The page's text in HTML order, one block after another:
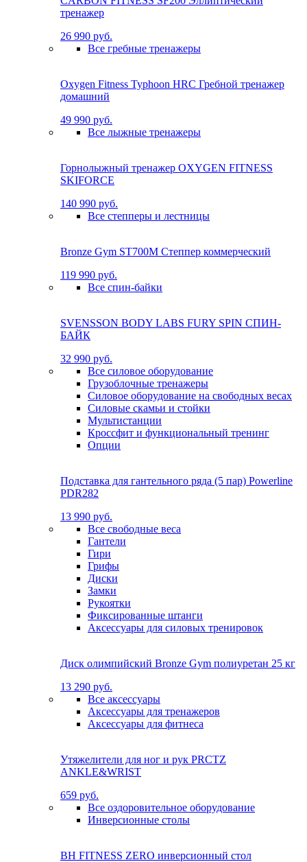
тренажер
26 990 руб.
Все гребные тренажеры
Oxygen Fitness Typhoon HRC Гребной тренажер
домашний
49 990 руб.
Все лыжные тренажеры
Горнолыжный тренажер OXYGEN FITNESS
SKIFORCE
140 990 руб.
Все степперы и лестницы
Bronze Gym ST700M Степпер коммерческий
119 990 руб.
Все спин-байки
SVENSSON BODY LABS FURY SPIN СПИН-
БАЙК
32 990 руб.
Все силовое оборудование
Грузоблочные тренажеры
Силовое оборудование на свободных весах
Силовые скамьи и стойки
Мультистанции
Кроссфит и функциональный тренинг
Опции
Подставка для гантельного ряда (5 пар) Powerline
PDR282
13 990 руб.
Все свободные веса
Гантели
Гири
Грифы
Диски
Замки
Рукоятки
Фиксированные штанги
Аксессуары для силовых тренировок
Диск олимпийский Bronze Gym полиуретан 25 кг
13 290 руб.
Все аксессуары
Аксессуары для тренажеров
Аксессуары для фитнеса
Утяжелители для ног и рук PRCTZ
ANKLE&WRIST
659 руб.
Все оздоровительное оборудование
Инверсионные столы
BH FITNESS ZERO инверсионный стол